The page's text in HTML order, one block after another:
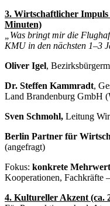
3. Wirtschaftlicher
Minuten)
„Was bringt mir die
KMU in den nächsten 1–3
Oliver Igel,
Dr. Steffen Kammradt,
Land Brandenburg GmbH
Sven Schmohl, Leitung
Berlin Partner für
(angefragt)
Fokus: konkrete
Kooperationen, Fachkräfte
4. Kultureller Akzent (ca.